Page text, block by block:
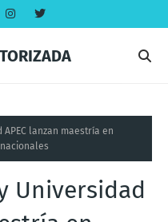
lanzan maestría en
Universidad